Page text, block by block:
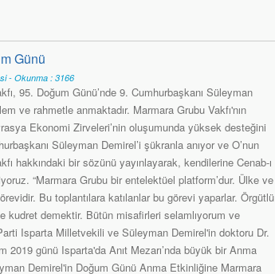
Günü
- Okunma : 3166
95. Doğum Günü’nde 9. Cumhurbaşkanı Süleyman
ve rahmetle anmaktadır. Marmara Grubu Vakfı'nın
Ekonomi Zirveleri’nin oluşumunda yüksek desteğini
Süleyman Demirel’i şükranla anıyor ve O’nun
hakkındaki bir sözünü yayınlayarak, kendilerine Cenab-ı
“Marmara Grubu bir entelektüel platform’dur. Ülke ve
Bu toplantılara katılanlar bu görevi yaparlar. Örgütlü
demektir. Bütün misafirleri selamlıyorum ve
Isparta Milletvekili ve Süleyman Demirel'in doktoru Dr.
2019 günü Isparta'da Anıt Mezarı’nda büyük bir Anma
Demirel'in Doğum Günü Anma Etkinliğine Marmara